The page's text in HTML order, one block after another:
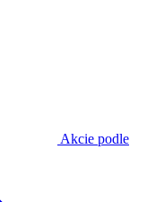
Akcie podle